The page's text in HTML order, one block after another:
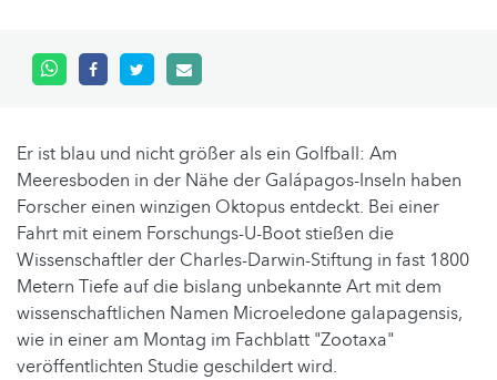
Er ist blau und nicht größer als ein Golfball: Am
Meeresboden in der Nähe der Galápagos-Inseln haben
Forscher einen winzigen Oktopus entdeckt. Bei einer
Fahrt mit einem Forschungs-U-Boot stießen die
Wissenschaftler der Charles-Darwin-Stiftung in fast 1800
Metern Tiefe auf die bislang unbekannte Art mit dem
wissenschaftlichen Namen Microeledone galapagensis,
wie in einer am Montag im Fachblatt "Zootaxa"
veröffentlichten Studie geschildert wird.